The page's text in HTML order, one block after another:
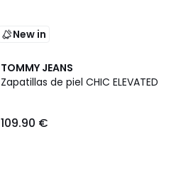
New in
TOMMY JEANS
Zapatillas de piel CHIC ELEVATED
109.90 €